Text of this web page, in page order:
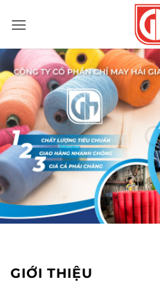
qua
dung
GIỚI THIỆU